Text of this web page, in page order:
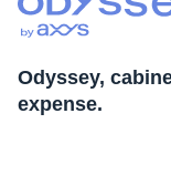
Odyssey,
expense.